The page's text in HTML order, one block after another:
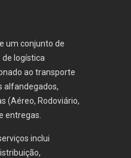
um conjunto de
de logística
ao transporte
alfandegados,
(Aéreo, Rodoviário,
entregas.
inclui